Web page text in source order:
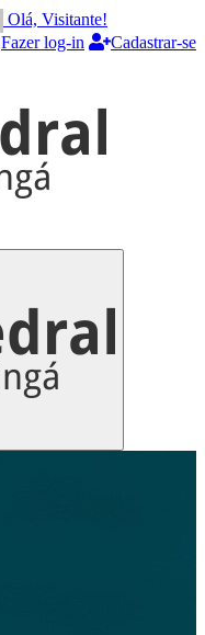
Olá, Visitante!
Fazer log-in
Cadastrar-se